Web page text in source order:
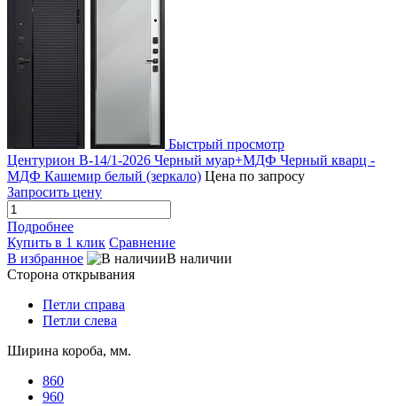
Быстрый просмотр
Центурион В-14/1-2026 Черный муар+МДФ Черный кварц -
МДФ Кашемир белый (зеркало) Цена по запросу
Запросить цену
Подробнее
Купить в 1 клик Сравнение
В избранное
В наличии
Сторона открывания
Петли справа
Петли слева
Ширина короба, мм.
860
960